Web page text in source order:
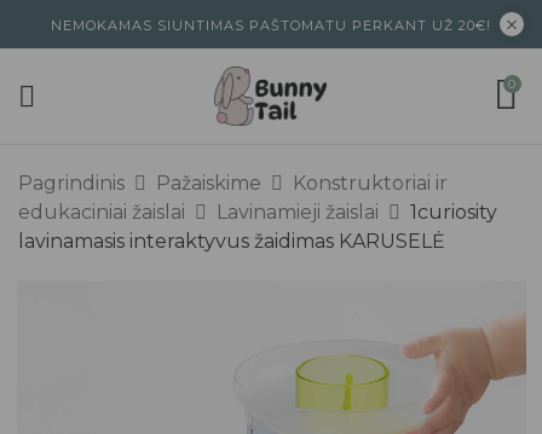
NEMOKAMAS SIUNTIMAS PAŠTOMATU PERKANT UŽ 20€!
0
Pagrindinis Pažaiskime
Konstruktoriai ir
edukaciniai žaislai
Lavinamieji žaislai
1curiosity
lavinamasis interaktyvus žaidimas KARUSELĖ